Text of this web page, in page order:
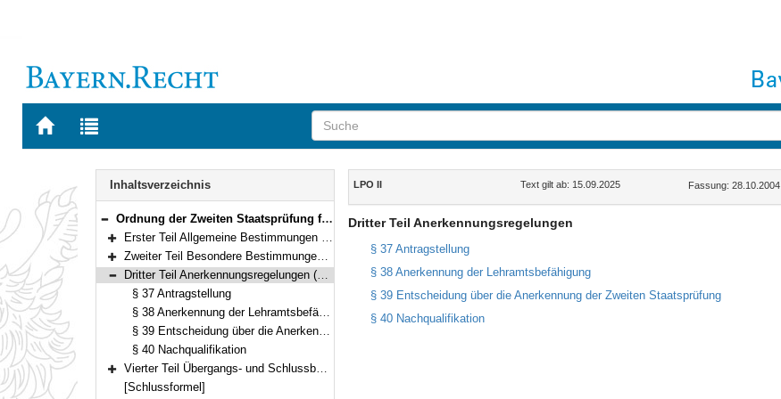
Zur
BAYERN.RECHT
Zur
letzten
Navigation
Inhaltsverzeichnis
Bereich reduzieren
Ordnung der Zweiten Staatsprüfung für ein Lehramt an öffentlichen Schulen (Lehramtsprüfungsordnung II – LPO II) Vom 28. Oktober 2004 (GVBl. S. 428) BayRS 2038-3-4-8-11-K (§§ 1–42)
Bereich erweitern
Erster Teil Allgemeine Bestimmungen (§§ 1–27)
Bereich erweitern
Zweiter Teil Besondere Bestimmungen für die Zweite Staatsprüfung im Erweiterungsfach (§§ 28–36)
Bereich reduzieren
Dritter Teil Anerkennungsregelungen (§§ 37–40)
§ 37 Antragstellung
§ 38 Anerkennung der Lehramtsbefähigung
§ 39 Entscheidung über die Anerkennung der Zweiten Staatsprüfung
§ 40 Nachqualifikation
Bereich erweitern
Vierter Teil Übergangs- und Schlussbestimmungen (§§ 41–42)
[Schlussformel]
Inhalt
LPO II Text gilt ab: 15.09.2025 Fassung: 28.10.2004
Dritter Teil Anerkennungsregelungen
§ 37 Antragstellung
§ 38 Anerkennung der Lehramtsbefähigung
§ 39 Entscheidung über die Anerkennung der Zweiten Staatsprüfung
§ 40 Nachqualifikation